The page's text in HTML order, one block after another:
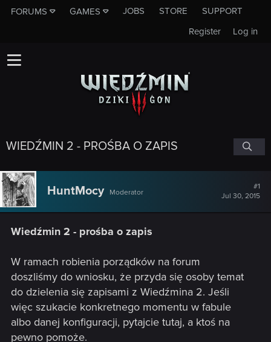
FORUMS GAMES JOBS STORE
SUPPORT
Log in
Register
WIEDŹMIN 2 - PROŚBA O ZAPIS
HuntMocy Moderator
#1
Jul 30, 2015
Wiedźmin 2 - prośba o zapis
W ramach robienia porządków na forum
doszliśmy do wniosku, że przyda się osoby temat
do dzielenia się zapisami z Wiedźmina 2. Jeśli
więc szukacie konkretnego momentu w fabule
albo danej konfiguracji, pytajcie tutaj, a ktoś na
pewno pomoże.